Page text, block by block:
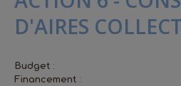
D'AIRES
Budget :
Financement :